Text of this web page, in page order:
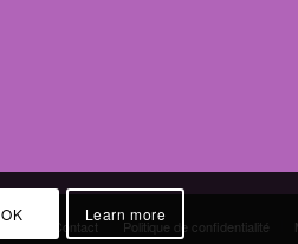
Contact Politique de confidentialité
OK Learn more